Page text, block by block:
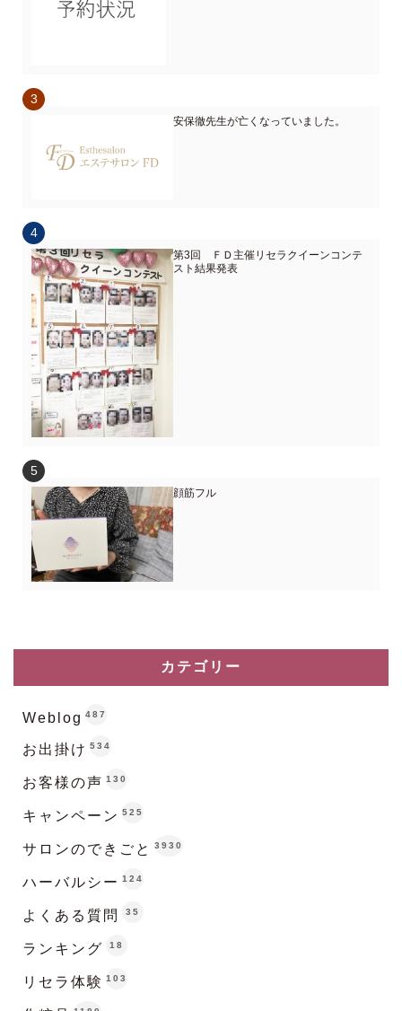
安保徹先生が亡くなっていました。
第3回 ＦＤ主催リセラクイーンコンテ
スト結果発表
顔筋フル
カテゴリー
Weblog 487
お出掛け 534
お客様の声 130
キャンペーン 525
サロンのできごと 3930
ハーバルシー 124
よくある質問 35
ランキング 18
リセラ体験 103